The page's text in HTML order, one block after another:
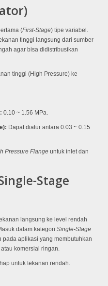
(First-Stage) tipe variabel .
tinggi langsung dari sumber
agar bisa didistribusikan
tinggi (High Pressure) ke
0.10 ~ 1.56 MPa.
Dapat diatur antara 0.03 ~ 0.15
Pressure Flange untuk inlet dan
Stage
langsung ke level rendah
dalam kategori Single-Stage
aplikasi yang membutuhkan
komersial ringan.
untuk tekanan rendah.